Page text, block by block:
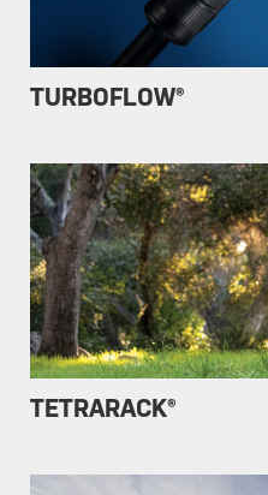
TURBOFLOW®
TETRARACK®